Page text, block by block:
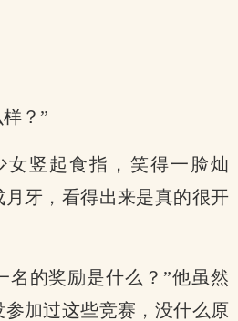
？”
女竖起食指，笑得一脸灿
牙，看得出来是真的很开
名的奖励是什么？”他虽然
加过这些竞赛，没什么原